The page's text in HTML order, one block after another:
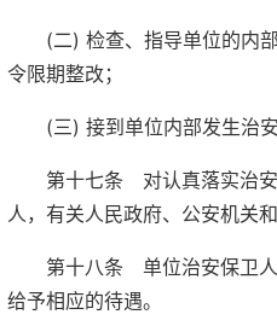
(二) 检查、指导单位的内
令限期整改；
(三) 接到单位内部发生治
第十七条 对认真落实治
人，有关人民政府、公安机关
第十八条 单位治安保卫
给予相应的待遇。